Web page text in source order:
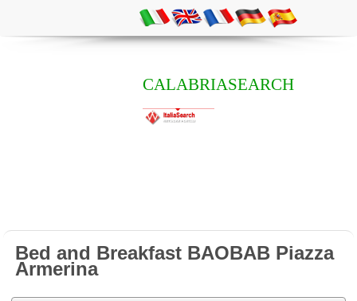
CALABRIASEARCH
Bed and Breakfast BAOBAB Piazza
Armerina